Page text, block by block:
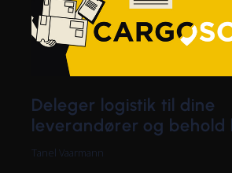
Deleger logistik til dine
leverandører og behold
Tanel Vaarmann